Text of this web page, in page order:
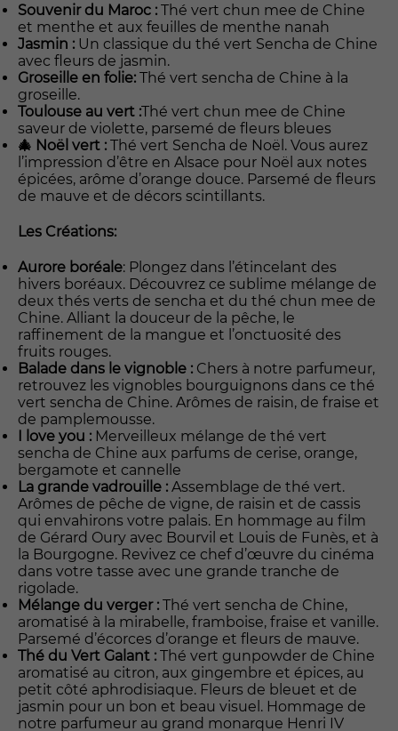
Souvenir du Maroc : Thé vert chun mee de Chine
et menthe et aux feuilles de menthe nanah
Jasmin : Un classique du thé vert Sencha de Chine
avec fleurs de jasmin.
Groseille en folie: Thé vert sencha de Chine à la
groseille.
Toulouse au vert :Thé vert chun mee de Chine
saveur de violette, parsemé de fleurs bleues
🎄 Noël vert : Thé vert Sencha de Noël. Vous aurez
l’impression d’être en Alsace pour Noël aux notes
épicées, arôme d’orange douce. Parsemé de fleurs
de mauve et de décors scintillants.
Les Créations:
Aurore boréale: Plongez dans l’étincelant des
hivers boréaux. Découvrez ce sublime mélange de
deux thés verts de sencha et du thé chun mee de
Chine. Alliant la douceur de la pêche, le
raffinement de la mangue et l’onctuosité des
fruits rouges.
Balade dans le vignoble : Chers à notre parfumeur,
retrouvez les vignobles bourguignons dans ce thé
vert sencha de Chine. Arômes de raisin, de fraise et
de pamplemousse.
I love you : Merveilleux mélange de thé vert
sencha de Chine aux parfums de cerise, orange,
bergamote et cannelle
La grande vadrouille : Assemblage de thé vert.
Arômes de pêche de vigne, de raisin et de cassis
qui envahirons votre palais. En hommage au film
de Gérard Oury avec Bourvil et Louis de Funès, et à
la Bourgogne. Revivez ce chef d’œuvre du cinéma
dans votre tasse avec une grande tranche de
rigolade.
Mélange du verger : Thé vert sencha de Chine,
aromatisé à la mirabelle, framboise, fraise et vanille.
Parsemé d’écorces d’orange et fleurs de mauve.
Thé du Vert Galant : Thé vert gunpowder de Chine
aromatisé au citron, aux gingembre et épices, au
petit côté aphrodisiaque. Fleurs de bleuet et de
jasmin pour un bon et beau visuel. Hommage de
notre parfumeur au grand monarque Henri IV